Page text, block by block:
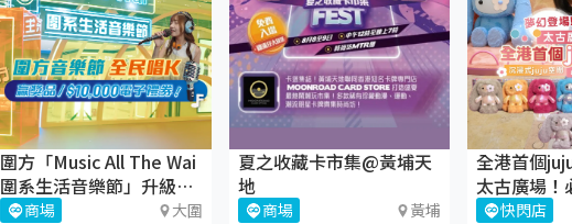
圍方「Music All The Wai
圍系生活音樂節」升級回
歸！🎶
商場 大圍
夏之收藏卡市集@黃埔天
地
商場 黃埔
全港首個
太古廣場！
juju盲盒
快閃店